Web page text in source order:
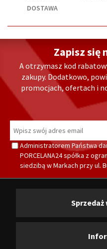
DOSTAWA
Zapisz się
A otrzymasz kod
zakupy. Dodatkowo,
promocjach, ofertach i
Administratorem Państwa
PORCELANA24 spółka z
siedzibą w Markach przy ul.
Sprzedaż